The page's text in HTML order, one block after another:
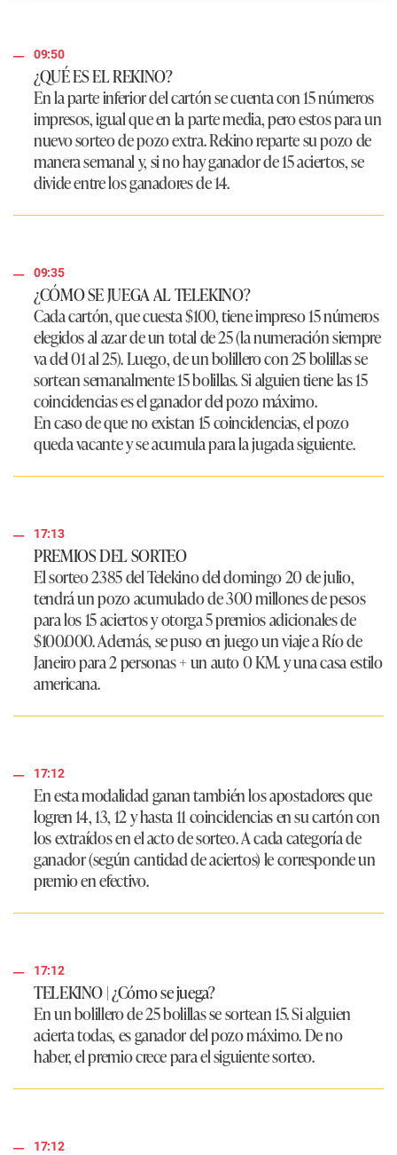
09:50
¿QUÉ ES EL REKINO?
En la parte inferior del cartón se cuenta con 15 números
impresos, igual que en la parte media, pero estos para un
nuevo sorteo de pozo extra. Rekino reparte su pozo de
manera semanal y, si no hay ganador de 15 aciertos, se
divide entre los ganadores de 14.
09:35
¿CÓMO SE JUEGA AL TELEKINO?
Cada cartón, que cuesta $100, tiene impreso 15 números
elegidos al azar de un total de 25 (la numeración siempre
va del 01 al 25). Luego, de un bolillero con 25 bolillas se
sortean semanalmente 15 bolillas. Si alguien tiene las 15
coincidencias es el ganador del pozo máximo.
En caso de que no existan 15 coincidencias, el pozo
queda vacante y se acumula para la jugada siguiente.
17:13
PREMIOS DEL SORTEO
Elsorteo 2385 del Telekino del domingo 20 de julio,
tendrá un pozo acumulado de 300 millones de pesos
para los 15 aciertos y otorga 5 premios adicionales de
$100.000. Además, se puso en juego un viaje a Río de
Janeiro para 2 personas + un auto 0 KM. y una casa estilo
americana.
17:12
En esta modalidad ganan también los apostadores que
logren 14, 13, 12 y hasta 11 coincidencias en su cartón con
los extraídos en el acto de sorteo. A cada categoría de
ganador (según cantidad de aciertos) le corresponde un
premio en efectivo.
17:12
TELEKINO | ¿Cómo se juega?
En un bolillero de 25 bolillas se sortean 15. Si alguien
acierta todas, es ganador del pozo máximo. De no
haber, el premio crece para el siguiente sorteo.
17:12